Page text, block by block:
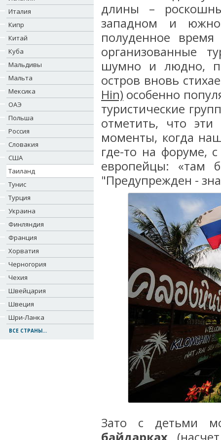
Италия
Кипр
Китай
Куба
Мальдивы
Мальта
Мексика
ОАЭ
Польша
Россия
Словакия
США
Таиланд
Тунис
Турция
Украина
Финляндия
Франция
Хорватия
Черногория
Чехия
Швейцария
Швеция
Шри-Ланка
ВСЕ СТРАНЫ...
длины –
западном и
полуденное
организованные
шумно и людно,
остров вновь
Hin) особенно
туристические
отметить, что
моменты, когда
где-то на форуме,
европейцы: «там
"Предупрежден -
Зато с детьми